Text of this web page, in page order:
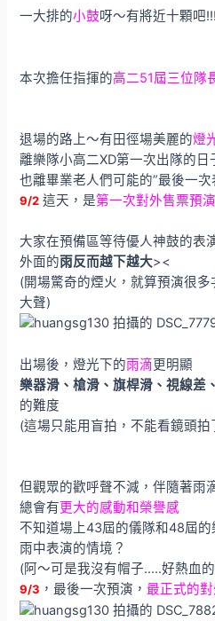
一大排的小鼓呀～有將近十顆吧
本次擔任指揮的高二51屆三位隊
退場的路上～有田徑場美麗的燈
離樂隊小高二XD第一次出隊的日
也離畢業老人們可能的”最後一
9/2 這天，是第一次對外售票預演
大家在預備區等待優人神鼓的表
外面的雨反而越下越大><
(開場驚奇的煙火，就算預演很
大聲)
出場後，燈光下的雨滴更明顯
樂器滑、槍滑、旗桿滑、視線差
的難度
(這場只能用盲拍，不能看鏡頭拍
但觀眾的歡呼聲不減，伴隨著雨
總會有更大的感動和榮譽感
不知道場上43屆的儀隊和48屆
雨中表演的情境？
(阿～可是我沒有帽子…..好熱血
9/3 ，最後一次預演，最正式的